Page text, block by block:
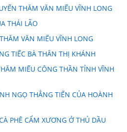
THĂM VĂN MIẾU VĨNH LONG
THÁI LÃO
VĂN MIẾU VĨNH LONG
TIẾC BÀ THÂN THỊ KHÁNH
MIẾU CÔNG THẦN TỈNH VĨNH
NGỌ THẲNG TIẾN CỦA HOÀNH
PHÊ CẨM XƯƠNG Ở THỦ DẦU